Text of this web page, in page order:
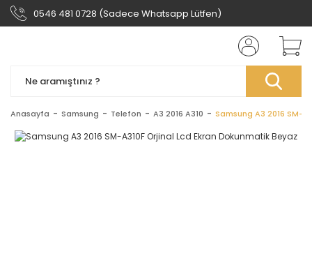
0546 481 0728 (Sadece Whatsapp Lütfen)
Anasayfa Samsung Telefon A3 2016 A310 Samsung A3 2016 SM-